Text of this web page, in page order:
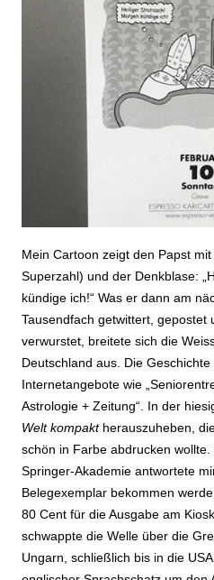
Mein Cartoon zeigt den Papst
Superzahl) und der Denkblase:
kündige ich!“ Was er dann am
Tausendfach getwittert, gepostet
verwurstet, breitete sich die
Deutschland aus. Die
Internetangebote wie
Astrologie + Zeitung“. In der
Welt kompaktherauszuheben,
schön in Farbe abdrucken
Springer-Akademie antwortete
Belegexemplar bekommen
80 Cent für die Ausgabe am
schwappte die Welle über die
Ungarn, schließlich bis in die